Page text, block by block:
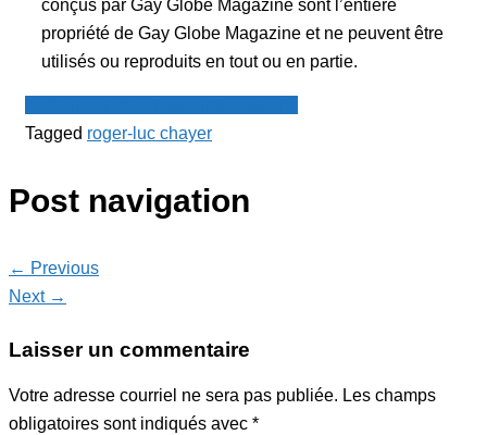
conçus par Gay Globe Magazine sont l’entière
propriété de Gay Globe Magazine et ne peuvent être
utilisés ou reproduits en tout ou en partie.
Tagged roger-luc chayer
Post navigation
← Previous
Next →
Laisser un commentaire
Votre adresse courriel ne sera pas publiée. Les champs
obligatoires sont indiqués avec *